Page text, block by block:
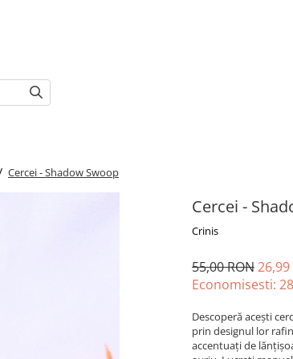
Cercei - Shadow Swoop
Cercei -
Crinis
55,00 RON26,99
Economisesti:
Descoperă acești
prin designul lor
accentuați de